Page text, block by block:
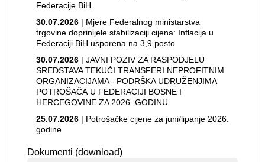
Federacije BiH
30.07.2026 | Mjere Federalnog ministarstva
trgovine doprinijele stabilizaciji cijena: Inflacija u
Federaciji BiH usporena na 3,9 posto
30.07.2026 | JAVNI POZIV ZA RASPODJELU
SREDSTAVA TEKUĆI TRANSFERI NEPROFITNIM
ORGANIZACIJAMA - PODRŠKA UDRUŽENJIMA
POTROŠAČA U FEDERACIJI BOSNE I
HERCEGOVINE ZA 2026. GODINU
25.07.2026 | Potrošačke cijene za juni/lipanje 2026.
godine
Dokumenti (download)